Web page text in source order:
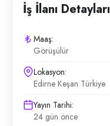
İş İlanı Detayları
Maaş:
Görüşülür
Lokasyon:
Edirne Keşan Türkiye
Yayın Tarihi:
24 gün önce